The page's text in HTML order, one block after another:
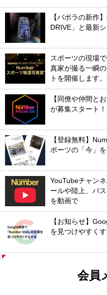
【バボラの新作
DRIVE」と最新
スポーツの現場
真家が撮る一瞬
トを開催します
【同僚や仲間と
が募集スタート！
【登録無料】
ポーツの「今」
YouTubeチャン
ールや陸上、バ
を動画で
【お知らせ】
を見つけやすく
会員